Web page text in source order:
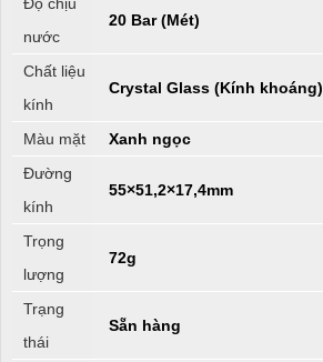
nước
20 Bar (Mét)
Chất liệu
kính
Crystal Glass (Kính khoáng)
Màu mặt
Xanh ngọc
Đường
kính
55×51,2×17,4mm
Trọng
lượng
72g
Trạng
thái
Sẵn hàng